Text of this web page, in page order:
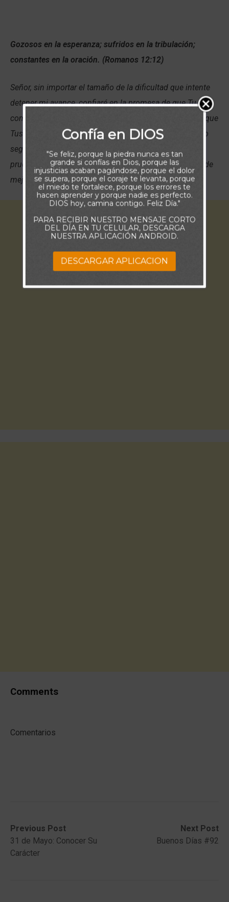
Gozosos en la esperanza; sufridos en la tribulación;
constantes en la oración. (Romanos 12:12)
Señor, sin importar el tamaño de la dificultad que intente
detener mi avance, confiaré en la promesa de que Tu
compañía es constante, mucho más en la aflicción. Se que
Tus ojos jamás se apartan de mi y del trayecto que debo
seguir y también se que sacaré de cada una de estas
pruebas que deba transitar, el aprendizaje para servirte de
mejor forma y obedecer Tu voluntad.
Comments
Comentarios
Post
navigation
Previous Post
Previous
post:31 de Mayo: Conocer Su
Carácter
Next Post
Next
post:
Buenos Días #92
Confía en DIOS
"Se feliz, porque la piedra nunca es tan
grande si confías en Dios, porque las
injusticias acaban pagándose, porque el dolor
se supera, porque el coraje te levanta, porque
el miedo te fortalece, porque los errores te
hacen aprender y porque nadie es perfecto.
DIOS hoy, camina contigo. Feliz Día."
PARA RECIBIR NUESTRO MENSAJE CORTO
DEL DÍA EN TU CELULAR, DESCARGA
NUESTRA APLICACIÓN ANDROID.
DESCARGAR APLICACION